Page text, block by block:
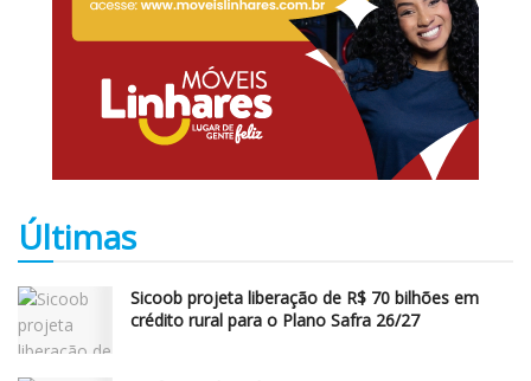
Últimas
Sicoob projeta liberação de R$ 70 bilhões em
crédito rural para o Plano Safra 26/27